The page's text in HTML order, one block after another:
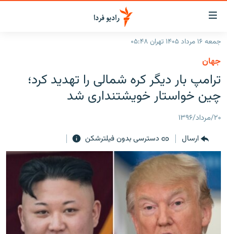
لینک‌های
قابلیت
دسترسی
بازگشت
منوی
اصلی
رفتن
صفحه
جستجو
ایران
جهان
رادیو
برنامه‌های رادیویی
فرکانس‌ها
پادکست
چندرسانه‌ای
گزارش‌های تصویری
گزارش‌های ویدئویی
زنان فردا
English
به ما بپیوندید
جمعه ۱۶ مرداد ۱۴۰۵ تهران ۰۵:۴۸
جهان
ترامپ بار دیگر کره شمالی را تهدید کرد؛
چین خواستار خویشتنداری شد
۲۰/مرداد/۱۳۹۶
ارسال
دسترسی بدون فیلترشکن